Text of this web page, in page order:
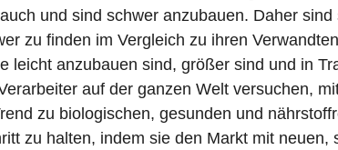
und sind schwer anzubauen. Daher sind
zu finden im Vergleich zu ihren
leicht anzubauen sind, größer sind und in
auf der ganzen Welt versuchen,
zu biologischen, gesunden und
zu halten, indem sie den Markt mit neuen,